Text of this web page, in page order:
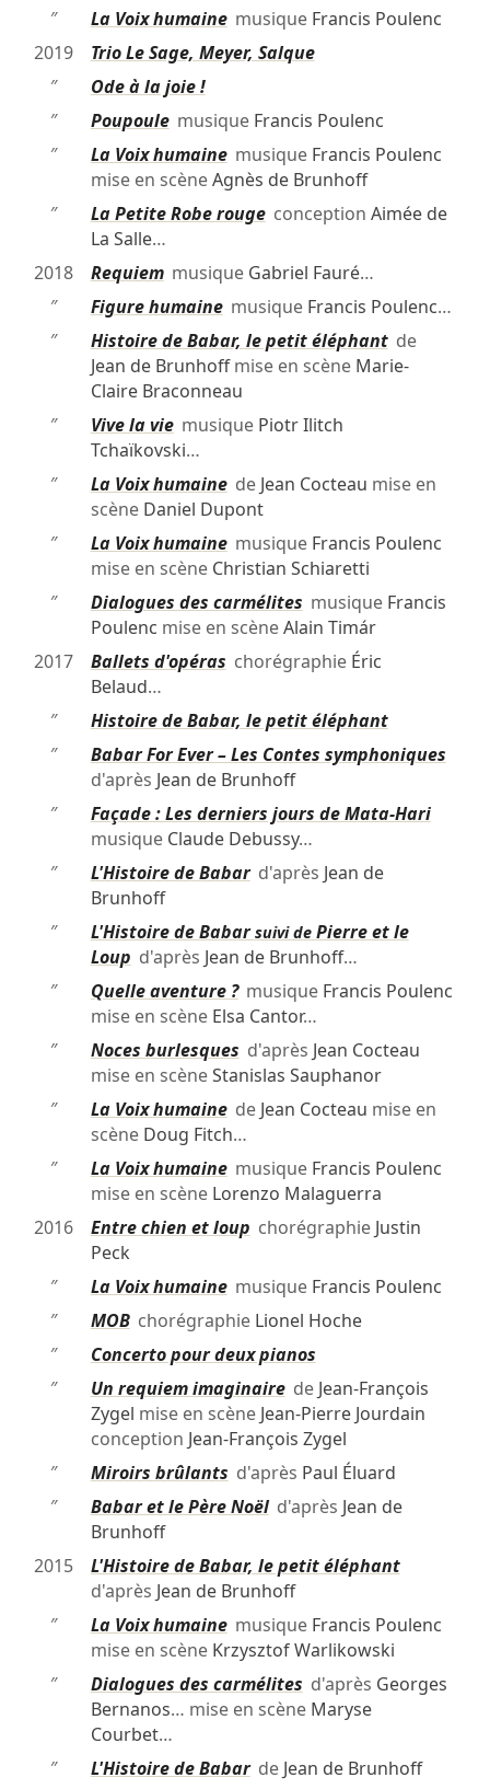
″ La Voix humainemusique Francis Poulenc
2019
Trio Le Sage, Meyer, Salque
″
Ode à la joie !
″
Poupoulemusique Francis Poulenc
″
La Voix humainemusique Francis Poulenc
mise en scèneAgnès de Brunhoff
″
La Petite Robe rougeconception Aimée de
La Salle…
2018
Requiemmusique Gabriel Fauré…
″
Figure humainemusique Francis Poulenc…
″
Histoire de Babar, le petit éléphantde
Jean de Brunhoffmise en scène Marie-
Claire Braconneau
″
Vive la viemusique Piotr Ilitch
Tchaïkovski…
″
La Voix humainede Jean Cocteau mise en
scène Daniel Dupont
″
La Voix humainemusique Francis Poulenc
mise en scène Christian Schiaretti
″
Dialogues des carmélites musique Francis
Poulenc mise en scèneAlain Timár
2017
Ballets d'opéras chorégraphie Éric
Belaud…
″
Histoire de Babar, le petit éléphant
″
Babar For Ever – Les Contes symphoniques
d'après Jean de Brunhoff
″
Façade : Les derniers jours de Mata-Hari
musique Claude Debussy…
″
L'Histoire de Babard'après Jean de
Brunhoff
″
L'Histoire de Babarsuivi dePierre et le
Loup d'après Jean de Brunhoff…
″
Quelle aventure ?musique Francis Poulenc
mise en scène Elsa Cantor…
″
Noces burlesques d'après Jean Cocteau
mise en scèneStanislas Sauphanor
″
La Voix humainede Jean Cocteau mise en
scène Doug Fitch…
″
La Voix humainemusique Francis Poulenc
mise en scène Lorenzo Malaguerra
2016
Entre chien et loup chorégraphie Justin
Peck
″
La Voix humainemusique Francis Poulenc
″
MOBchorégraphie Lionel Hoche
″
Concerto pour deux pianos
″
Un requiem imaginairede Jean-François
Zygel mise en scène Jean-Pierre Jourdain
conception Jean-François Zygel
″
Miroirs brûlants d'après Paul Éluard
″
Babar et le Père Noëld'après Jean de
Brunhoff
2015
L'Histoire de Babar, le petit éléphant
d'après Jean de Brunhoff
″
La Voix humainemusique Francis Poulenc
mise en scène Krzysztof Warlikowski
″
Dialogues des carmélites d'après Georges
Bernanos… mise en scène Maryse
Courbet…
″
L'Histoire de Babarde Jean de Brunhoff